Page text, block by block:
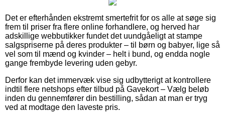
Det er efterhånden ekstremt smertefrit for os alle at søge sig
frem til priser fra flere online forhandlere, og herved har
adskillige webbutikker fundet det uundgåeligt at stampe
salgspriserne på deres produkter – til børn og babyer, lige så
vel som til mænd og kvinder – helt i bund, og endda nogle
gange frembyde levering uden gebyr.
Derfor kan det immervæk vise sig udbytterigt at kontrollere
indtil flere netshops efter tilbud på Gavekort – Vælg beløb
inden du gennemfører din bestilling, sådan at man er tryg
ved at modtage den laveste pris.